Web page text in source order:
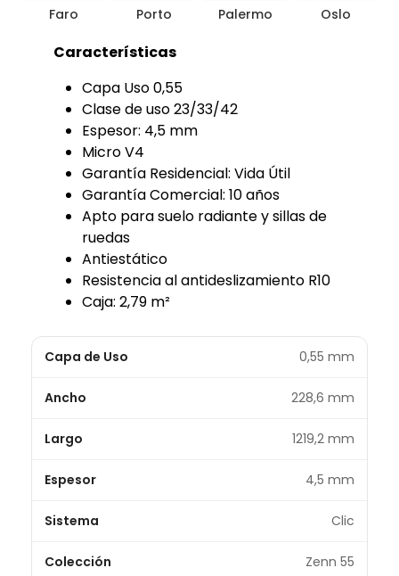
Faro Porto Palermo Oslo
Características
Capa Uso 0,55
Clase de uso 23/33/42
Espesor: 4,5 mm
Micro V4
Garantía Residencial: Vida Útil
Garantía Comercial: 10 años
Apto para suelo radiante y sillas de
ruedas
Antiestático
Resistencia al antideslizamiento R10
Caja: 2,79 m²
Capa de Uso 0,55 mm
Ancho 228,6 mm
Largo 1219,2 mm
Espesor 4,5 mm
Sistema Clic
Colección Zenn 55